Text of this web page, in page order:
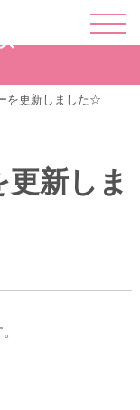
を更新しました☆
新しま